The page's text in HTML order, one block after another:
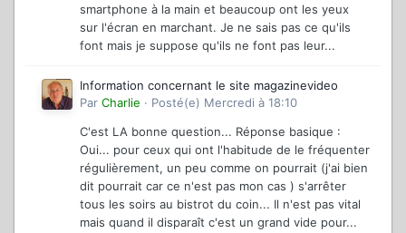
smartphone à la main et beaucoup ont les yeux
sur l'écran en marchant. Je ne sais pas ce qu'ils
font mais je suppose qu'ils ne font pas leur...
Information concernant le site magazinevideo
Par Charlie · Posté(e) Mercredi à 18:10
C'est LA bonne question... Réponse basique :
Oui... pour ceux qui ont l'habitude de le fréquenter
régulièrement, un peu comme on pourrait (j'ai bien
dit pourrait car ce n'est pas mon cas ) s'arrêter
tous les soirs au bistrot du coin... Il n'est pas vital
mais quand il disparaît c'est un grand vide pour...